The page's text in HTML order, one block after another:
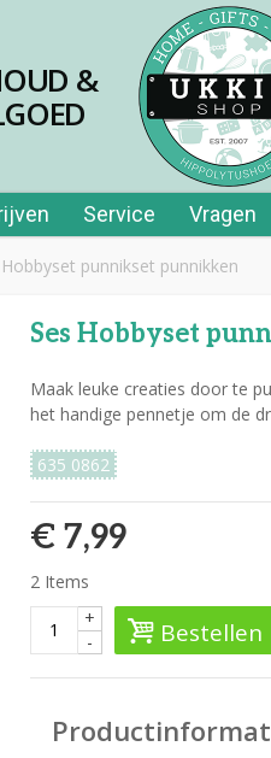
&
Service Vragen
punnikset punnikken
Ses Hobbyset
Maak leuke creaties door te
het handige pennetje om de
635 0862
€ 7,99
2 Items
-
+ Bestellen